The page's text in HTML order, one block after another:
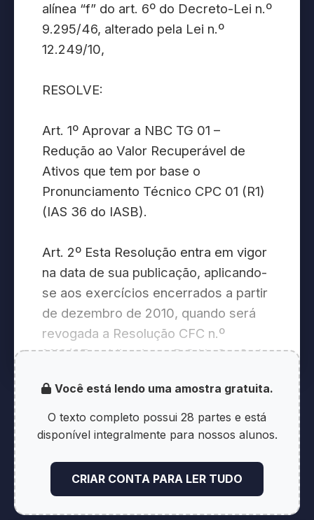
alínea “f” do art. 6º do Decreto-Lei n.º
9.295/46, alterado pela Lei n.º
12.249/10,
RESOLVE:
Art. 1º Aprovar a NBC TG 01 –
Redução ao Valor Recuperável de
Ativos que tem por base o
Pronunciamento Técnico CPC 01 (R1)
(IAS 36 do IASB).
Art. 2º Esta Resolução entra em vigor
na data de sua publicação, aplicando-
se aos exercícios encerrados a partir
de dezembro de 2010, quando será
revogada a Resolução CFC n.º
1.110/07, publicada no D.O.U., Seção I,
Brasília, 20 de agosto de 2010.
Contador Juarez Domingues Carneiro
Presidente
Você está lendo uma amostra gratuita.
O texto completo possui 28 partes e está
disponível integralmente para nossos alunos.
CRIAR CONTA PARA LER TUDO